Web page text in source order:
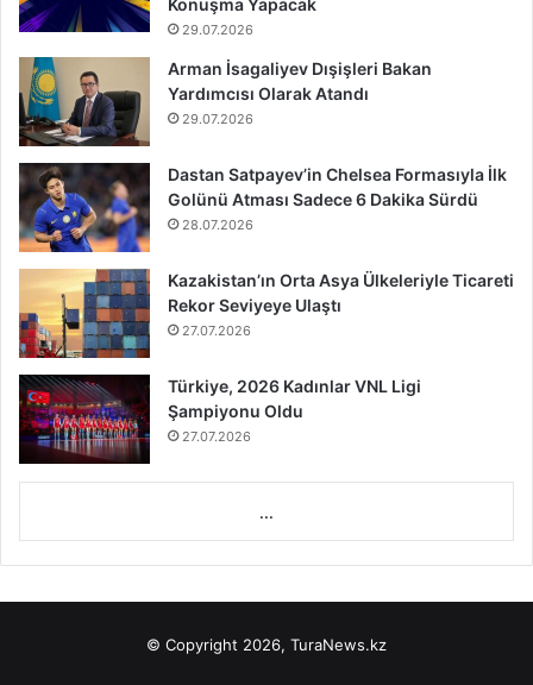
Konuşma Yapacak
29.07.2026
Arman İsagaliyev Dışişleri Bakan
Yardımcısı Olarak Atandı
29.07.2026
Dastan Satpayev’in Chelsea Formasıyla İlk
Golünü Atması Sadece 6 Dakika Sürdü
28.07.2026
Kazakistan’ın Orta Asya Ülkeleriyle Ticareti
Rekor Seviyeye Ulaştı
27.07.2026
Türkiye, 2026 Kadınlar VNL Ligi
Şampiyonu Oldu
27.07.2026
...
© Copyright 2026, TuraNews.kz